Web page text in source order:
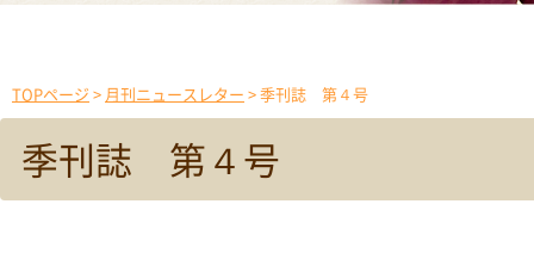
TOPページ > 月刊ニュースレター > 季刊誌 第４号
季刊誌 第４号